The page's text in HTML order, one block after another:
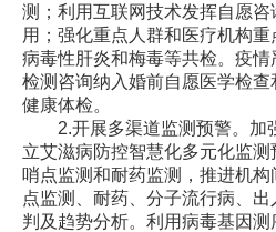
测；利用互联网技术发挥自愿
用；强化重点人群和医疗机构重
病毒性肝炎和梅毒等共检。疫
检测咨询纳入婚前自愿医学检
健康体检。
2.开展多渠道监测预警。加
立艾滋病防控智慧化多元化监
哨点监测和耐药监测，推进机
点监测、耐药、分子流行病、
判及趋势分析。利用病毒基因